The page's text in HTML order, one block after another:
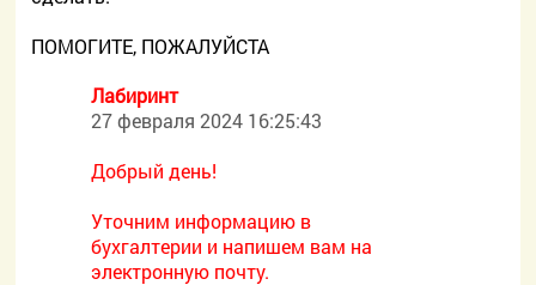
ПОМОГИТЕ, ПОЖАЛУЙСТА
Лабиринт
27 февраля 2024 16:25:43
Добрый день!
Уточним информацию в
бухгалтерии и напишем вам на
электронную почту.